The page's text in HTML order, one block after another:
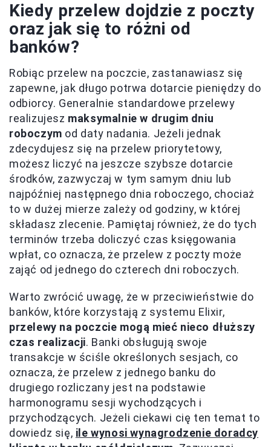
Kiedy przelew dojdzie z poczty
oraz jak się to różni od
banków?
Robiąc przelew na poczcie, zastanawiasz się
zapewne, jak długo potrwa dotarcie pieniędzy do
odbiorcy. Generalnie standardowe przelewy
realizujesz maksymalnie w drugim dniu
roboczym od daty nadania. Jeżeli jednak
zdecydujesz się na przelew priorytetowy,
możesz liczyć na jeszcze szybsze dotarcie
środków, zazwyczaj w tym samym dniu lub
najpóźniej następnego dnia roboczego, chociaż
to w dużej mierze zależy od godziny, w której
składasz zlecenie. Pamiętaj również, że do tych
terminów trzeba doliczyć czas księgowania
wpłat, co oznacza, że przelew z poczty może
zająć od jednego do czterech dni roboczych.
Warto zwrócić uwagę, że w przeciwieństwie do
banków, które korzystają z systemu Elixir,
przelewy na poczcie mogą mieć nieco dłuższy
czas realizacji. Banki obsługują swoje
transakcje w ściśle określonych sesjach, co
oznacza, że przelew z jednego banku do
drugiego rozliczany jest na podstawie
harmonogramu sesji wychodzących i
przychodzących. Jeżeli ciekawi cię ten temat to
dowiedz się, ile wynosi wynagrodzenie doradcy